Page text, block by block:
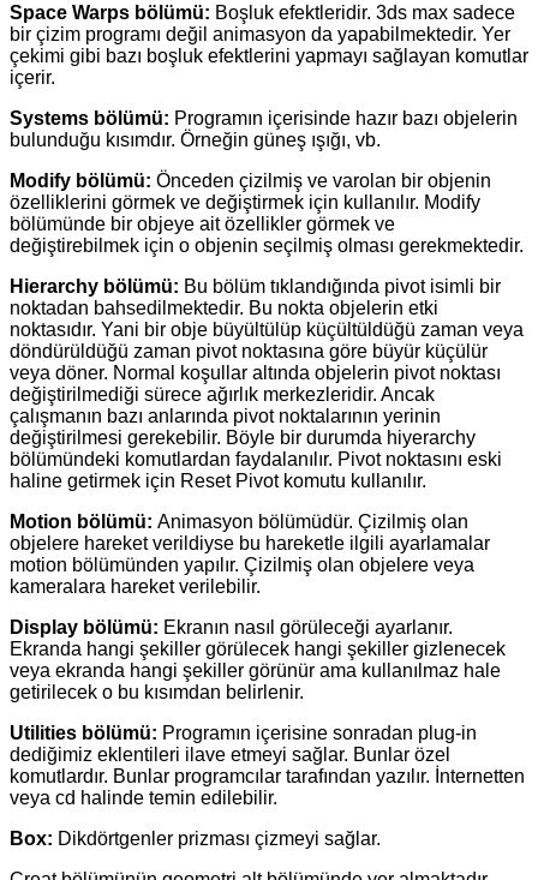
Space Warps bölümü: Boşluk efektleridir. 3ds max sadece
bir çizim programı değil animasyon da yapabilmektedir. Yer
çekimi gibi bazı boşluk efektlerini yapmayı sağlayan komutlar
içerir.
Systems bölümü: Programın içerisinde hazır bazı objelerin
bulunduğu kısımdır. Örneğin güneş ışığı, vb.
Modify bölümü: Önceden çizilmiş ve varolan bir objenin
özelliklerini görmek ve değiştirmek için kullanılır. Modify
bölümünde bir objeye ait özellikler görmek ve
değiştirebilmek için o objenin seçilmiş olması gerekmektedir.
Hierarchy bölümü: Bu bölüm tıklandığında pivot isimli bir
noktadan bahsedilmektedir. Bu nokta objelerin etki
noktasıdır. Yani bir obje büyültülüp küçültüldüğü zaman veya
döndürüldüğü zaman pivot noktasına göre büyür küçülür
veya döner. Normal koşullar altında objelerin pivot noktası
değiştirilmediği sürece ağırlık merkezleridir. Ancak
çalışmanın bazı anlarında pivot noktalarının yerinin
değiştirilmesi gerekebilir. Böyle bir durumda hiyerarchy
bölümündeki komutlardan faydalanılır. Pivot noktasını eski
haline getirmek için Reset Pivot komutu kullanılır.
Motion bölümü: Animasyon bölümüdür. Çizilmiş olan
objelere hareket verildiyse bu hareketle ilgili ayarlamalar
motion bölümünden yapılır. Çizilmiş olan objelere veya
kameralara hareket verilebilir.
Display bölümü: Ekranın nasıl görüleceği ayarlanır.
Ekranda hangi şekiller görülecek hangi şekiller gizlenecek
veya ekranda hangi şekiller görünür ama kullanılmaz hale
getirilecek o bu kısımdan belirlenir.
Utilities bölümü: Programın içerisine sonradan plug-in
dediğimiz eklentileri ilave etmeyi sağlar. Bunlar özel
komutlardır. Bunlar programcılar tarafından yazılır. İnternetten
veya cd halinde temin edilebilir.
Box: Dikdörtgenler prizması çizmeyi sağlar.